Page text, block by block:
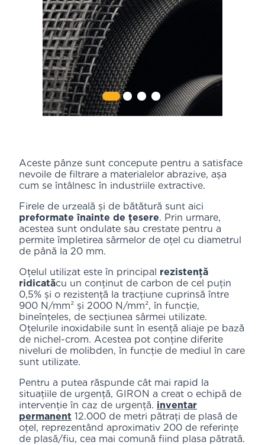
Aceste pânze sunt concepute pentru a satisface
nevoile de filtrare a materialelor abrazive, așa
cum se întâlnesc în industriile extractive.
Firele de urzeală și de bătătură sunt aici
preformate înainte de țesere. Prin urmare,
acestea sunt ondulate sau crestate pentru a
permite împletirea sârmelor de oțel cu diametrul
de până la 20 mm.
Oțelul utilizat este în principal rezistență
ridicatăcu un conținut de carbon de cel puțin
0,5% și o rezistență la tracțiune cuprinsă între
900 N/mm² și 2000 N/mm², în funcție,
bineînțeles, de secțiunea sârmei utilizate.
Oțelurile inoxidabile sunt în esență aliaje pe bază
de nichel-crom. Acestea pot conține diferite
niveluri de molibden, în funcție de mediul în care
sunt utilizate.
Pentru a putea răspunde cât mai rapid la
situațiile de urgență, GIRON a creat o echipă de
intervenție în caz de urgență. inventar
permanent 12.000 de metri pătrați de plasă de
oțel, reprezentând aproximativ 200 de referințe
de plasă/fiu, cea mai comună fiind plasa pătrată.